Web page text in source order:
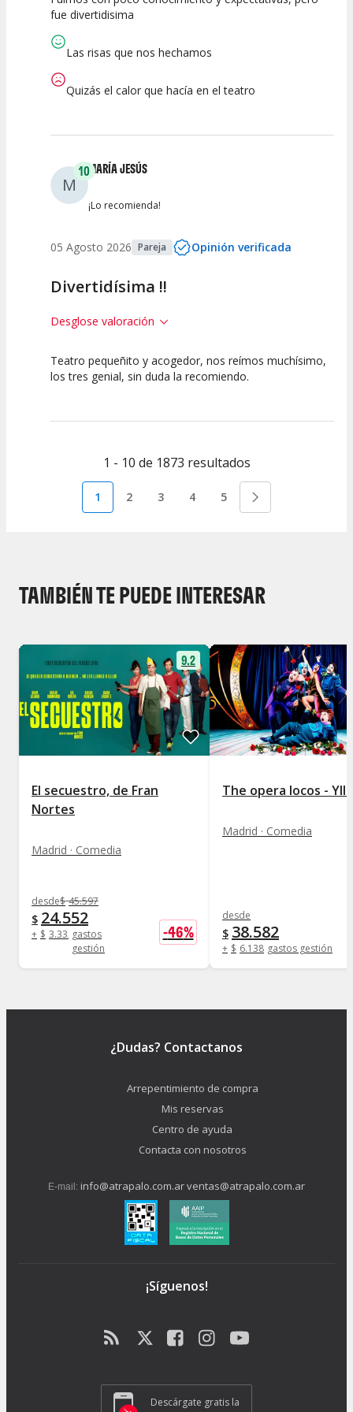
Espectáculo
Escena
fue divertidisima
Las risas que nos hechamos
Quizás el calor que hacía en el teatro
M
10MARÍA JESÚS
¡Lo recomienda!
05 Agosto 2026 Pareja Opinión verificada
Divertidísima !!
Desglose valoración
10 10 10
Teatro pequeñito y acogedor, nos reímos muchísimo,
los tres genial, sin duda la recomiendo.
1 - 10 de 1873 resultados
1 2 3 4 5
TAMBIÉN TE PUEDE INTERESAR
9.2
El secuestro, de Fran
Nortes
Madrid · Comedia
desde$ 45.597
$ 24.552
+ $ 3.332 gastos
gestión
-46%
The opera locos -
Madrid · Comedia
desde
$ 38.582
+ $ 6.138 gastos gestión
¿Dudas? Contactanos
Arrepentimiento de compra
Mis reservas
Centro de ayuda
Contacta con nosotros
E-mail: info@atrapalo.com.arventas@atrapalo.com.ar
¡Síguenos!
Descárgate gratis la